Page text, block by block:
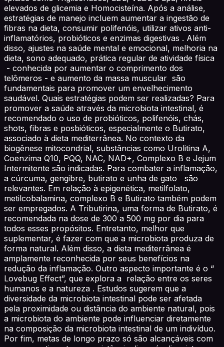
elevados de glicemia e Homocisteína. Após a análise,
estratégias de manejo incluem aumentar a ingestão de
fibras na dieta, consumir polifenóis, utilizar ativos anti-
inflamatórios, probióticos e enzimas digestivas . Além
disso, ajustes na saúde mental e emocional, melhoria na
dieta, sono adequado, prática regular de atividade física
- conhecida por aumentar o comprimento dos
telômeros - e aumento da massa muscular são
fundamentais para promover um envelhecimento
saudável. Quais estratégias podem ser realizadas? Para
promover a saúde através da microbiota intestinal, é
recomendado o uso de probióticos, polifenóis, chás,
shots, fibras e posbióticos, especialmente o Butirato,
associado à dieta mediterrânea. No contexto da
biogênese mitocondrial, substâncias como Urolitina A,
Coenzima Q10, PQQ, NAC, NAD+, Complexo B e Jejum
Intermitente são indicadas. Para combater a inflamação,
a cúrcuma, gengibre, butirato e unha de gato são
relevantes. Em relação à epigenética, metilfolato,
metilcobalamina, complexo B e Butirato também podem
ser empregados. A Tributirina, uma forma de Butirato, é
recomendada na dose de 300 a 500 mg por dia para
todos esses propósitos. Entretanto, melhor que
suplementar, é fazer com que a microbiota produza de
forma natural. Além disso, a dieta mediterrânea é
amplamente reconhecida por seus benefícios na
redução da inflamação. Outro aspecto importante é o “
Lovebug Effect”, que explora a relação entre os seres
humanos e a natureza . Estudos sugerem que a
diversidade da microbiota intestinal pode ser afetada
pela proximidade ou distância do ambiente natural, pois
a microbiota do ambiente pode influenciar diretamente
na composição da microbiota intestinal de um indivíduo.
Por fim, metas de longo prazo só são alcançáveis com